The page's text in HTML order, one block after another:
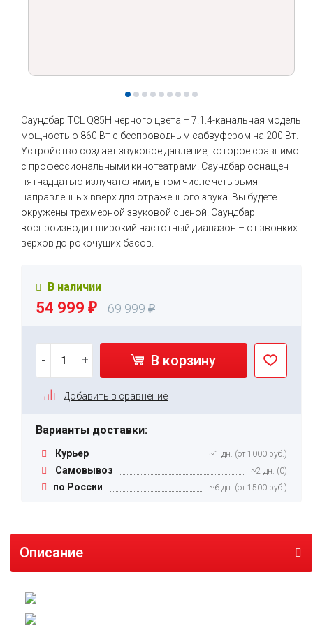
Саундбар TCL Q85H черного цвета – 7.1.4-канальная модель
мощностью 860 Вт с беспроводным сабвуфером на 200 Вт.
Устройство создает звуковое давление, которое сравнимо
с профессиональными кинотеатрами. Саундбар оснащен
пятнадцатью излучателями, в том числе четырьмя
направленных вверх для отраженного звука. Вы будете
окружены трехмерной звуковой сценой. Саундбар
воспроизводит широкий частотный диапазон – от звонких
верхов до рокочущих басов.
В наличии
54 999 ₽ 69 999₽
- + В корзину
Добавить в сравнение
Варианты доставки:
Курьер ~1 дн. (от 1000 руб.)
Самовывоз ~2 дн. (0)
по России ~6 дн. (от 1500 руб.)
Описание